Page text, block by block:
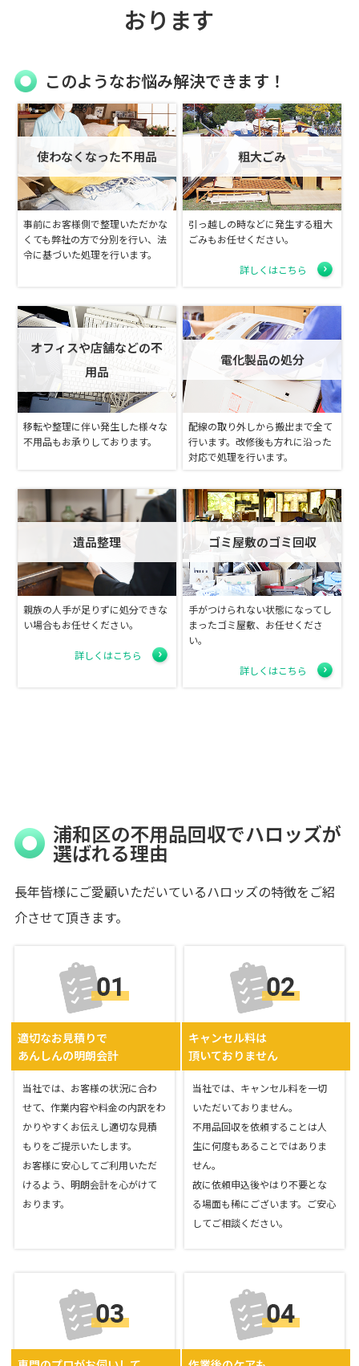
おります
このようなお悩み解決できます！
使わなくなった不用品
事前にお客様側で整理いただかな
くても弊社の方で分別を行い、法
令に基づいた処理を行います。
粗大ごみ
引っ越しの時などに発生する粗大
ごみもお任せください。
詳しくはこちら
オフィスや店舗などの不
用品
移転や整理に伴い発生した様々な
不用品もお承りしております。
電化製品の処分
配線の取り外しから搬出まで全て
行います。改修後も方れに沿った
対応で処理を行います。
遺品整理
親族の人手が足りずに処分できな
い場合もお任せください。
詳しくはこちら
ゴミ屋敷のゴミ回収
手がつけられない状態になってし
まったゴミ屋敷、お任せくださ
い。
詳しくはこちら
浦和区の不用品回収でハロッズが
選ばれる理由
長年皆様にご愛顧いただいているハロッズの特徴をご紹
介させて頂きます。
適切なお見積りで
あんしんの明朗会計
当社では、お客様の状況に合わ
せて、作業内容や料金の内訳をわ
かりやすくお伝えし適切な見積
もりをご提示いたします。
お客様に安心してご利用いただ
けるよう、明朗会計を心がけて
おります。
キャンセル料は
頂いておりません
当社では、キャンセル料を一切
いただいておりません。
不用品回収を依頼することは人
生に何度もあることではありま
せん。
故に依頼申込後やはり不要とな
る場面も稀にございます。ご安心
してご相談ください。